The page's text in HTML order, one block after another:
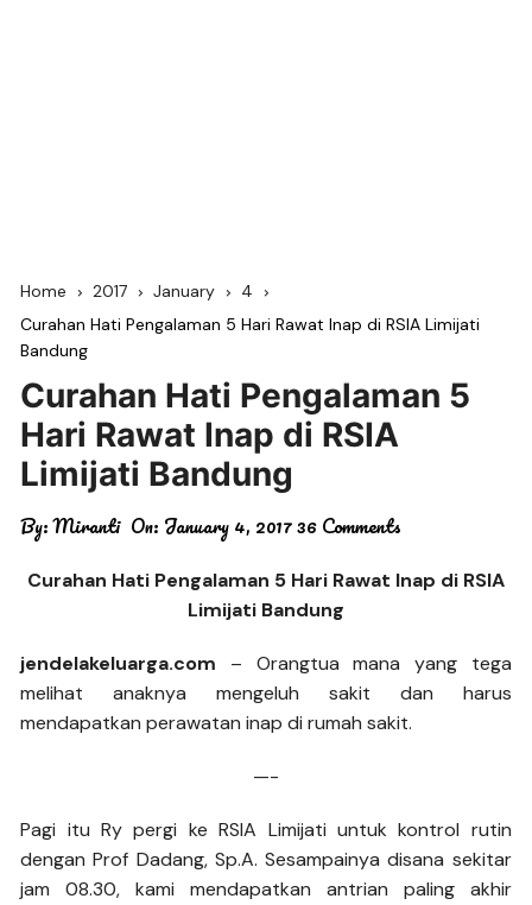
Home 2017 January
4
Curahan Hati Pengalaman 5 Hari Rawat Inap di RSIA Limijati
Bandung
Curahan Hati Pengalaman 5
Hari Rawat Inap di RSIA
Limijati Bandung
By:Miranti On: January 4, 201736 Comments
Curahan Hati Pengalaman 5 Hari Rawat Inap di RSIA
Limijati Bandung
jendelakeluarga.com – Orangtua mana yang tega
melihat anaknya mengeluh sakit dan harus
mendapatkan perawatan inap di rumah sakit.
—-
Pagi itu Ry pergi ke RSIA Limijati untuk kontrol rutin
dengan Prof Dadang, Sp.A. Sesampainya disana sekitar
jam 08.30, kami mendapatkan antrian paling akhir